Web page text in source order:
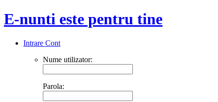
E-nunti este pentru tine
Intrare Cont
Nume utilizator:
Parola: